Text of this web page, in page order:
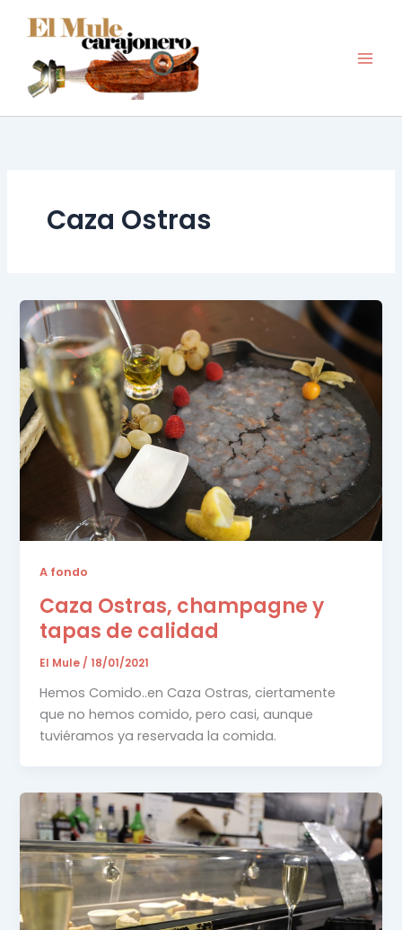
Caza Ostras
A fondo
Caza Ostras, champagne y
tapas de calidad
El Mule /18/01/2021
Hemos Comido..en Caza Ostras, ciertamente
que no hemos comido, pero casi, aunque
tuviéramos ya reservada la comida.